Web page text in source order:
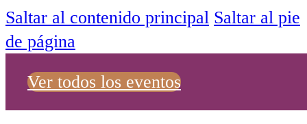
Saltar al contenido principal Saltar al pie
de página
Ver todos los eventos